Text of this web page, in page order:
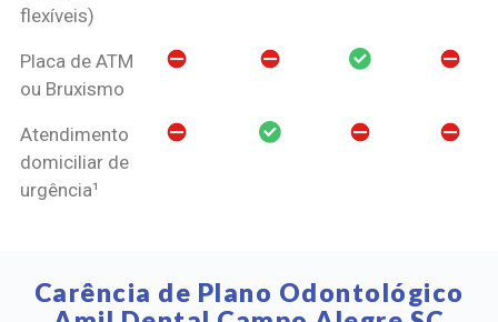
flexíveis)
Placa de ATM
ou Bruxismo
Atendimento
domiciliar de
urgência¹
Carência de Plano Odontológico